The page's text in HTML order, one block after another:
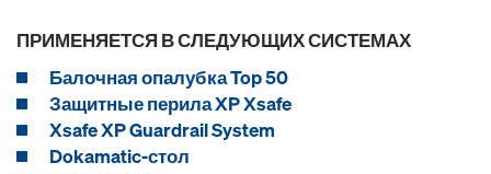
ПРИМЕНЯЕТСЯ В СЛЕДУЮЩИХ СИСТЕМАХ
Балочная опалубка Top 50
Защитные перила XP Xsafe
Xsafe XP Guardrail System
Dokamatic-стол